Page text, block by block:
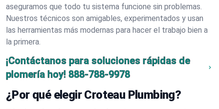
aseguramos que todo tu sistema funcione sin problemas.
Nuestros técnicos son amigables, experimentados y usan
las herramientas más modernas para hacer el trabajo bien a
la primera.
¡Contáctanos para soluciones rápidas de
plomería hoy! 888-788-9978
¿Por qué elegir Croteau Plumbing?